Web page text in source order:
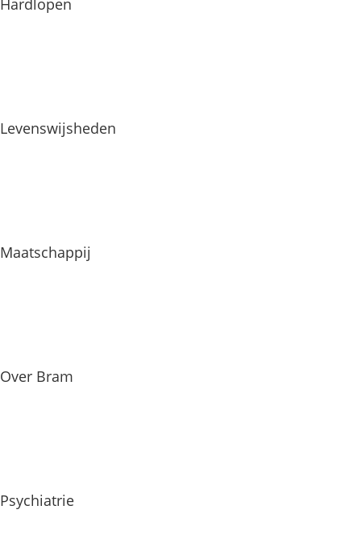
Hardlopen
Levenswijsheden
Maatschappij
Over Bram
Psychiatrie